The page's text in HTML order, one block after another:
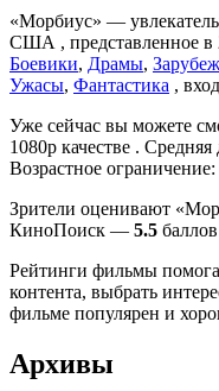
«Морбиус» —
США , представленное в
Боевики, Драмы,
Ужасы, Фантастика ,
Уже сейчас вы можете
1080p качестве .
Возрастное
Зрители оценивают
КиноПоиск — 5.5
Рейтинги фильмы
контента, выбрать
фильме популярен и
Архивы